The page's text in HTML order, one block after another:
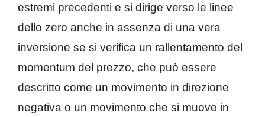
estremi precedenti e si dirige verso le linee
dello zero anche in assenza di una vera
inversione se si verifica un rallentamento del
momentum del prezzo, che può essere
descritto come un movimento in direzione
negativa o un movimento che si muove in